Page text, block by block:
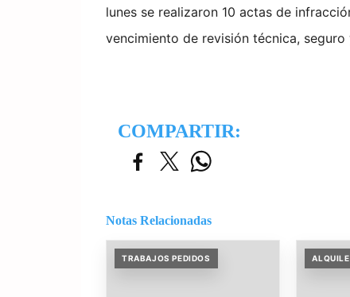
lunes se realizaron 10 actas de
vencimiento de revisión técnica,
COMPARTIR:
Notas Relacionadas
TRABAJOS PEDIDOS